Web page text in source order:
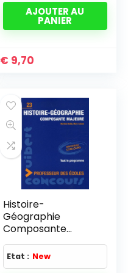
AJOUTER AU
PANIER
€ 9,70
Histoire-
Géographie
Composante
majeure Concours
Professeur des
écoles
Etat : New